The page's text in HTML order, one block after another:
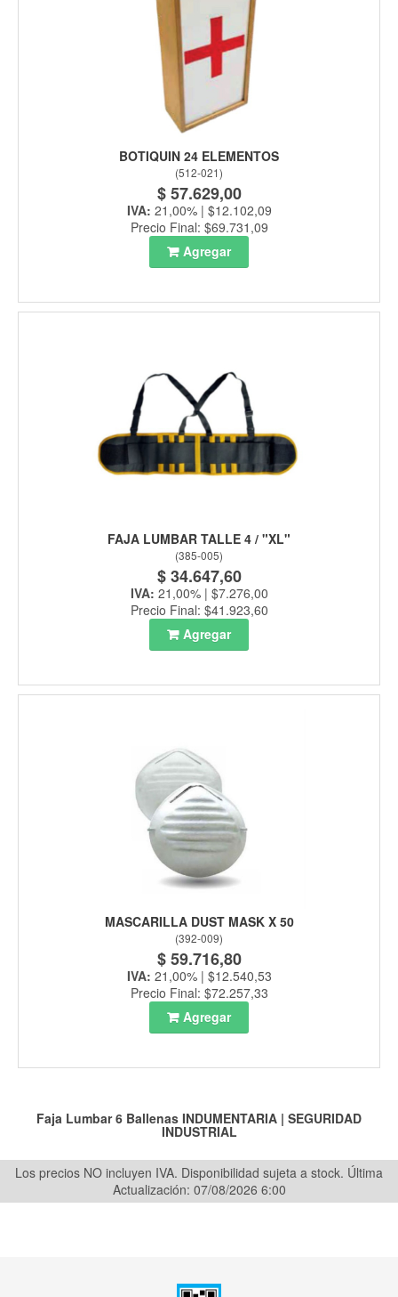
BOTIQUIN 24 ELEMENTOS
(512-021)
$ 57.629,00
IVA: 21,00% | $12.102,09
Precio Final: $69.731,09
Agregar
FAJA LUMBAR TALLE 4 / "XL"
(385-005)
$ 34.647,60
IVA: 21,00% | $7.276,00
Precio Final: $41.923,60
Agregar
MASCARILLA DUST MASK X 50
(392-009)
$ 59.716,80
IVA: 21,00% | $12.540,53
Precio Final: $72.257,33
Agregar
Faja Lumbar 6 Ballenas INDUMENTARIA | SEGURIDAD
INDUSTRIAL
Los precios NO incluyen IVA. Disponibilidad sujeta a stock. Última
Actualización: 07/08/2026 6:00